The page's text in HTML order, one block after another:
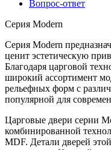
Вопрос-ответ
Серия Modern
Серия Modern
ценит эстетическую
Благодаря царговой
широкий ассортимент
рельефных форм с
популярной для
Царговые двери серии
комбинированной
МDF. Детали дверей